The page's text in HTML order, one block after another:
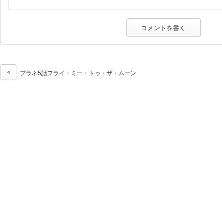
プラネ5話フライ・ミー・トゥ・ザ・ムーン